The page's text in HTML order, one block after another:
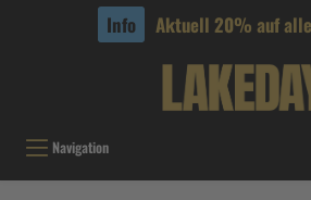
Info Aktuell 20% auf
Navigation